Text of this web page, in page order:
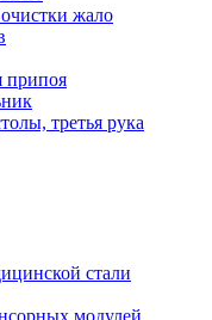
жало
припоя
третья рука
стали
модулей